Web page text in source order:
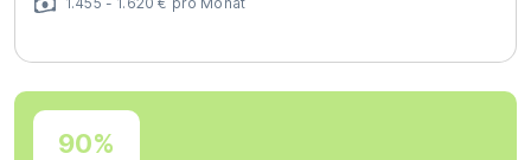
90%